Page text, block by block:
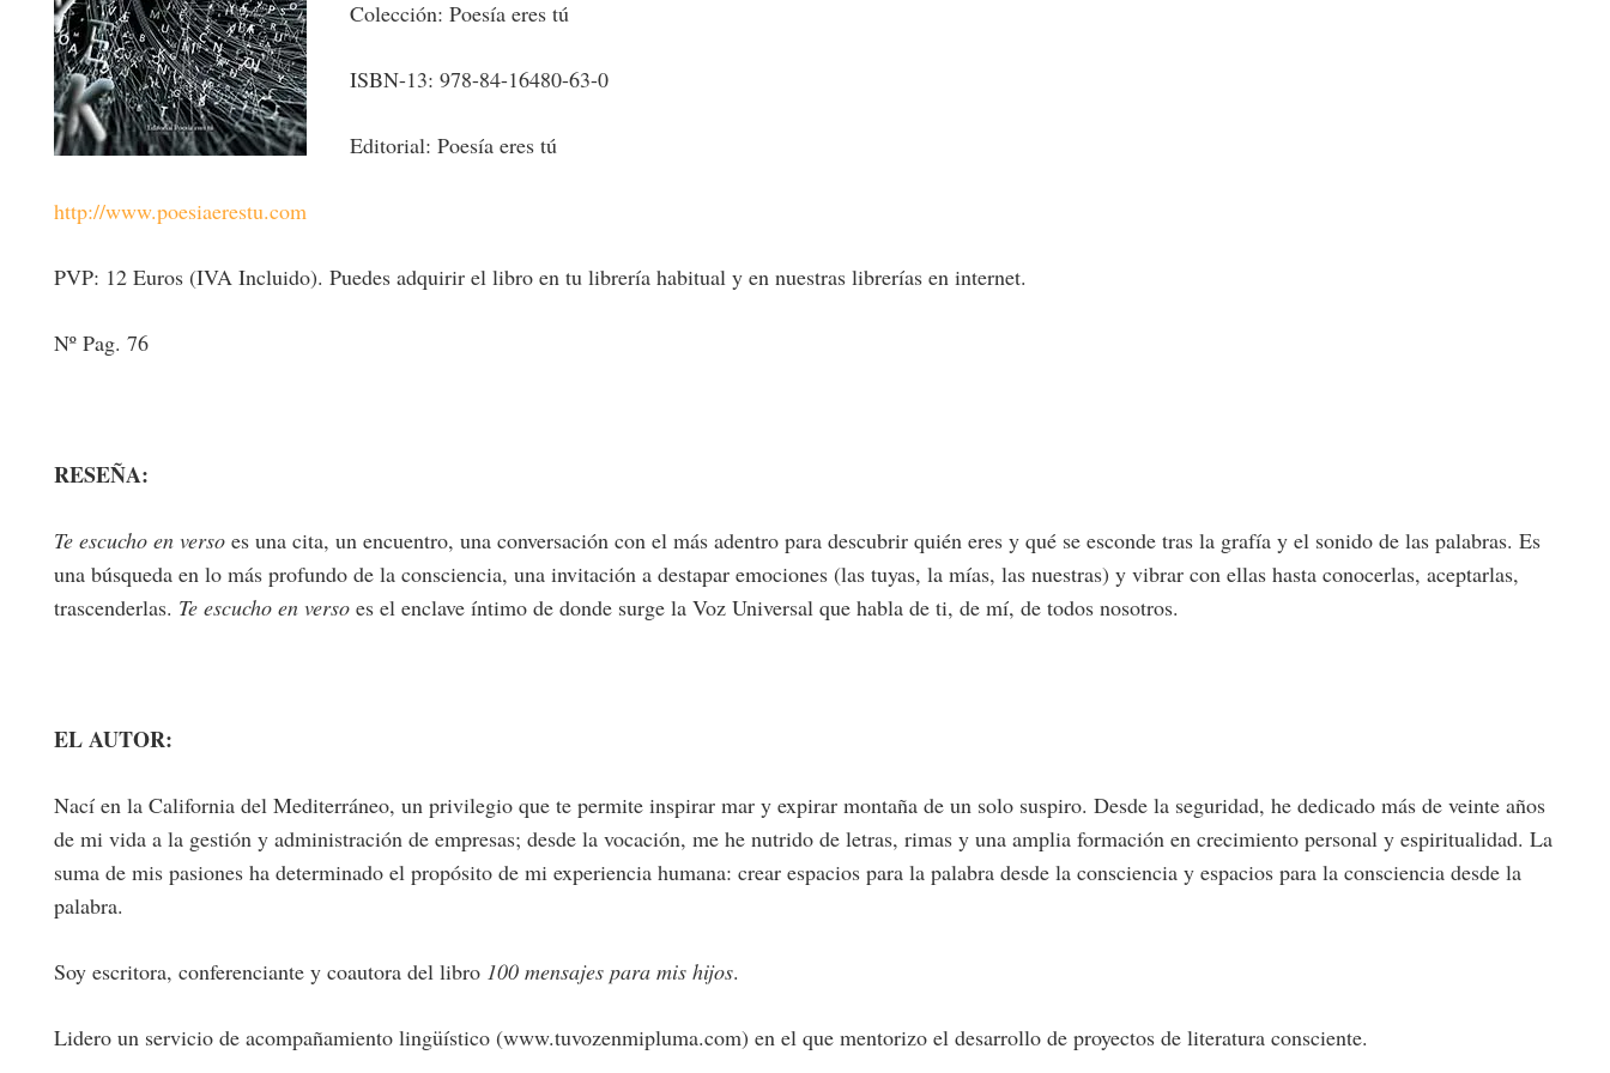
Colección: Poesía eres tú
ISBN-13: 978-84-16480-63-0
Editorial: Poesía eres tú
http://www.poesiaerestu.com
PVP: 12 Euros (IVA Incluido). Puedes adquirir el libro en tu librería habitual y en nuestras librerías en internet.
Nº Pag. 76
RESEÑA:
Te escucho en verso es una cita, un encuentro, una conversación con el más adentro para descubrir quién eres y qué se esconde tras la grafía y el sonido de las palabras. Es
una búsqueda en lo más profundo de la consciencia, una invitación a destapar emociones (las tuyas, la mías, las nuestras) y vibrar con ellas hasta conocerlas, aceptarlas,
trascenderlas. Te escucho en verso es el enclave íntimo de donde surge la Voz Universal que habla de ti, de mí, de todos nosotros.
EL AUTOR:
Nací en la California del Mediterráneo, un privilegio que te permite inspirar mar y expirar montaña de un solo suspiro. Desde la seguridad, he dedicado más de veinte años
de mi vida a la gestión y administración de empresas; desde la vocación, me he nutrido de letras, rimas y una amplia formación en crecimiento personal y espiritualidad. La
suma de mis pasiones ha determinado el propósito de mi experiencia humana: crear espacios para la palabra desde la consciencia y espacios para la consciencia desde la
palabra.
Soy escritora, conferenciante y coautora del libro 100 mensajes para mis hijos.
Lidero un servicio de acompañamiento lingüístico (www.tuvozenmipluma.com) en el que mentorizo el desarrollo de proyectos de literatura consciente.